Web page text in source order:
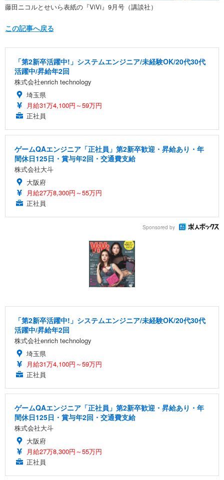
藤田ニコルとせいら表紙の『ViVi』9月号（講談社）
この記事へ戻る
「第2新卒活躍中!」システムエンジニア/未経験OK/20代30代
活躍中/昇給年2回
株式会社enrich technology
埼玉県
月給31万4,100円～59万円
正社員
ゲームQAエンジニア「正社員」第2新卒歓迎・昇給あり・年
間休日125日・賞与年2回・交通費支給
株式会社大斗
大阪府
月給27万8,300円～55万円
正社員
Sponsored by
「第2新卒活躍中!」システムエンジニア/未経験OK/20代30代
活躍中/昇給年2回
株式会社enrich technology
埼玉県
月給31万4,100円～59万円
正社員
ゲームQAエンジニア「正社員」第2新卒歓迎・昇給あり・年
間休日125日・賞与年2回・交通費支給
株式会社大斗
大阪府
月給27万8,300円～55万円
正社員